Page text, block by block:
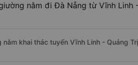
nằm đi Đà Nẵng từ Vĩnh Linh
khai thác tuyến Vĩnh Linh - Quảng